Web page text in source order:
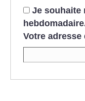
Je souhaite
Votre adresse